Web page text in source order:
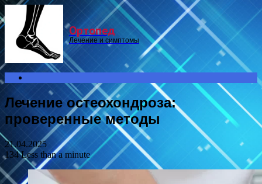
Ортопед
Лечение и симптомы
Лечение остеохондроза:
проверенные методы
21.04.2025
134Less than a minute